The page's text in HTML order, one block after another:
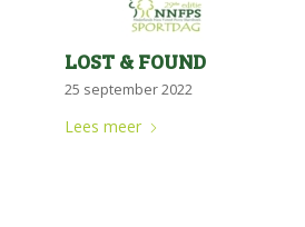
LOST & FOUND
25 september 2022
Lees meer